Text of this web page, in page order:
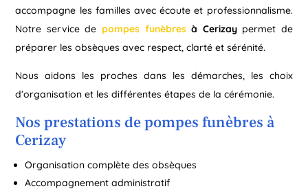
accompagne les familles avec écoute et professionnalisme.
Notre service de pompes funèbresà Cerizaypermet de
préparer les obsèques avec respect, clarté et sérénité.
Nous aidons les proches dans les démarches, les choix
d’organisation et les différentes étapes de la cérémonie.
Nos prestations de pompes funèbres à
Cerizay
Organisation complète des obsèques
Accompagnement administratif